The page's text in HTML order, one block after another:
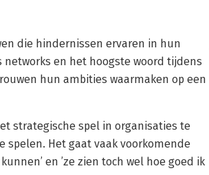
die hindernissen ervaren in hun
en het hoogste woord tijdens
hun ambities waarmaken op een
strategische spel in organisaties te
spelen. Het gaat vaak voorkomende
en ’ze zien toch wel hoe goed ik